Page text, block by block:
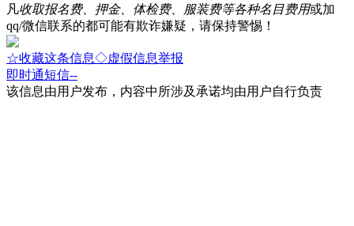
凡收取报名费、押金、体检费、服装费等各种名目费用或加
qq/微信联系的都可能有欺诈嫌疑，请保持警惕！
☆收藏这条信息◇虚假信息举报
即时通短信--
该信息由用户发布，内容中所涉及承诺均由用户自行负责